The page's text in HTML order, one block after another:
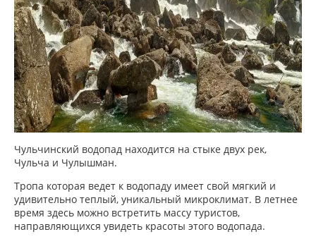
Чульчинский водопад находится на стыке двух рек,
Чульча и Чулышман.
Тропа которая ведет к водопаду имеет свой мягкий и
удивительно теплый, уникальный микроклимат. В летнее
время здесь можно встретить массу туристов,
направляющихся увидеть красоты этого водопада.